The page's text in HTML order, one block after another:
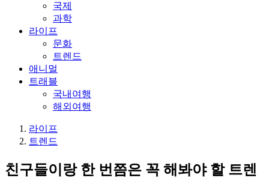
국제
과학
라이프
문화
트렌드
애니멀
트래블
국내여행
해외여행
라이프
트렌드
친구들이랑 한 번쯤은 꼭 해봐야 할 트렌